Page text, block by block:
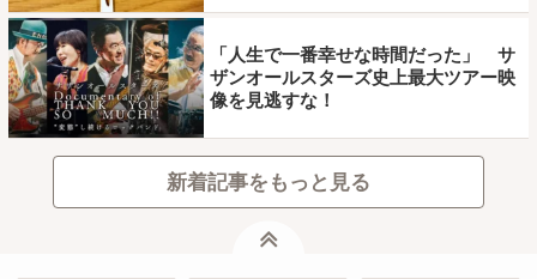
「人生で一番幸せな時間だった」 サ
ザンオールスターズ史上最大ツアー映
像を見逃すな！
新着記事をもっと見る